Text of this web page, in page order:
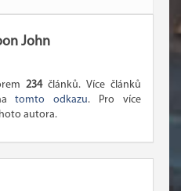
John
234článků. Více článků
tomto odkazu. Pro více
autora.